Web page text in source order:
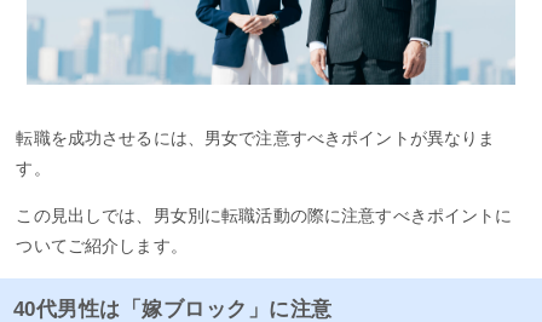
転職を成功させるには、男女で注意すべきポイントが異なりま
す。
この見出しでは、男女別に転職活動の際に注意すべきポイントに
ついてご紹介します。
40代男性は「嫁ブロック」に注意